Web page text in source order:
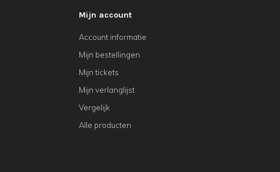
Mijn account
Account informatie
Mijn bestellingen
Mijn tickets
Mijn verlanglijst
Vergelijk
Alle producten